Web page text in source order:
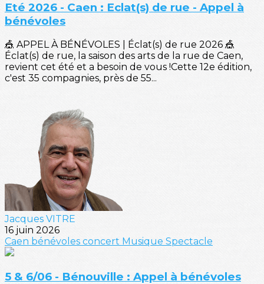
Eté 2026 - Caen : Eclat(s) de rue - Appel à
bénévoles
🎪 APPEL À BÉNÉVOLES | Éclat(s) de rue 2026 🎪
Éclat(s) de rue, la saison des arts de la rue de Caen,
revient cet été et a besoin de vous !Cette 12e édition,
c'est 35 compagnies, près de 55...
Jacques VITRE
16 juin 2026
Caen bénévoles concert Musique Spectacle
5 & 6/06 - Bénouville : Appel à bénévoles